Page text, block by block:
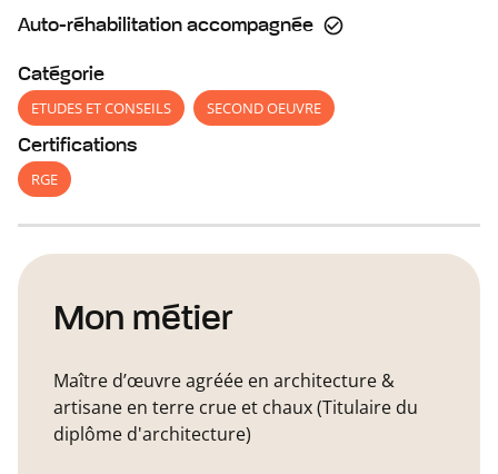
Auto-réhabilitation accompagnée
Catégorie
ETUDES ET CONSEILS
SECOND OEUVRE
Certifications
RGE
Mon métier
Maître d’œuvre agréée en architecture &
artisane en terre crue et chaux (Titulaire du
diplôme d'architecture)